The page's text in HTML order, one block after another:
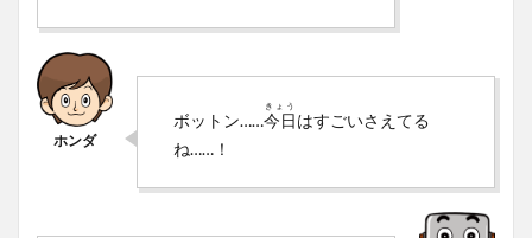
ボットン……今日
きょう
はすごいさえてる
ね……！